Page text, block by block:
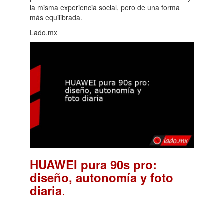
la misma experiencia social, pero de una forma
más equilibrada.
Lado.mx
HUAWEI pura 90s pro:
diseño, autonomía y foto
diaria.